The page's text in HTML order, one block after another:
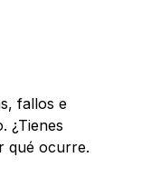
fallos e
¿Tienes
qué ocurre.